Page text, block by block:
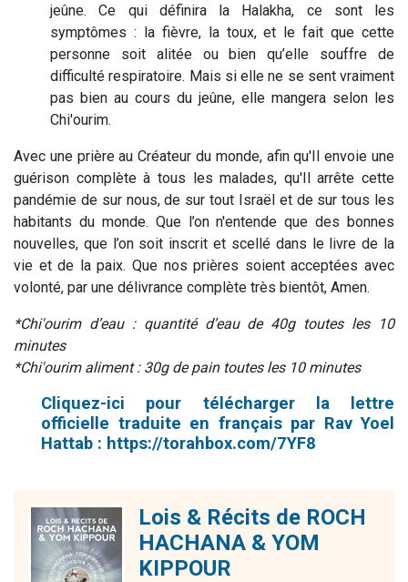
jeûne. Ce qui définira la Halakha, ce sont les
symptômes : la fièvre, la toux, et le fait que cette
personne soit alitée ou bien qu’elle souffre de
difficulté respiratoire. Mais si elle ne se sent vraiment
pas bien au cours du jeûne, elle mangera selon les
Chi'ourim.
Avec une prière au Créateur du monde, afin qu'Il envoie une
guérison complète à tous les malades, qu'Il arrête cette
pandémie de sur nous, de sur tout Israël et de sur tous les
habitants du monde. Que l’on n'entende que des bonnes
nouvelles, que l’on soit inscrit et scellé dans le livre de la
vie et de la paix. Que nos prières soient acceptées avec
volonté, par une délivrance complète très bientôt, Amen.
*Chi'ourim d’eau : quantité d’eau de 40g toutes les 10
minutes
*Chi'ourim aliment : 30g de pain toutes les 10 minutes
Cliquez-ici pour télécharger la lettre
officielle traduite en français par Rav Yoel
Hattab : https://torahbox.com/7YF8
Lois & Récits de ROCH
HACHANA & YOM
KIPPOUR